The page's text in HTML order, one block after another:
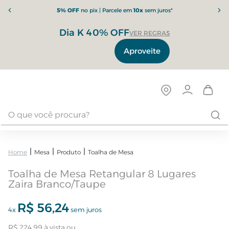
5% OFFno pix | Parcele em10xsem juros*
Dia K 40% OFFVER REGRAS
Aproveite
Mesa Produto Toalha de Mesa
Toalha de Mesa Retangular 8 Lugares
Zaira Branco/Taupe
4x R$ 56,24sem juros